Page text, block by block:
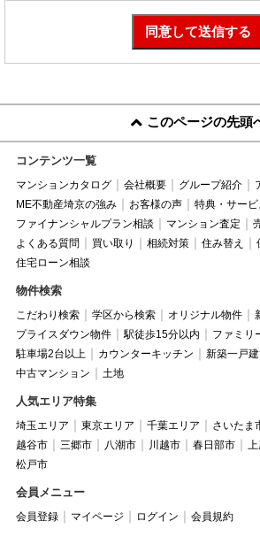
このページの先頭
コンテンツ一覧
マンションカタログ 会社概要 グループ紹介
ME不動産埼京の強み
お客様の声
特典・サービ
ファイナンシャルプラン相談
マンション査定
よくある質問
買い取り 相続対策 住み替え
住宅ローン相談
物件検索
こだわり検索 学区から検索 オリジナル物件
プライスダウン物件
駅徒歩15分以内
ファミリ
駐車場2台以上
カウンターキッチン 新築一戸
中古マンション
土地
人気エリア特集
埼玉エリア 東京エリア 千葉エリア さいたま
越谷市
三郷市 八潮市 川越市 春日部市
松戸市
会員メニュー
会員登録 マイページ ログイン 会員規約